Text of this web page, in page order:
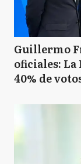
Guillermo
oficiales: La
40% de